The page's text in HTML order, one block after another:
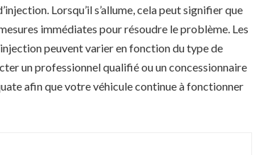
Lorsqu’il s’allume, cela peut signifier que
immédiates pour résoudre le problème. Les
peuvent varier en fonction du type de
un professionnel qualifié ou un concessionnaire
afin que votre véhicule continue à fonctionner